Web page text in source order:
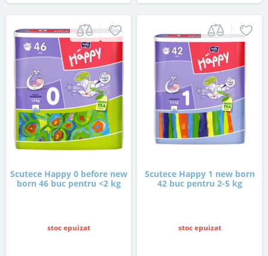
Scutece Happy 0 before new
born 46 buc pentru <2 kg
stoc epuizat
Scutece Happy 1 new born
42 buc pentru 2-5 kg
stoc epuizat